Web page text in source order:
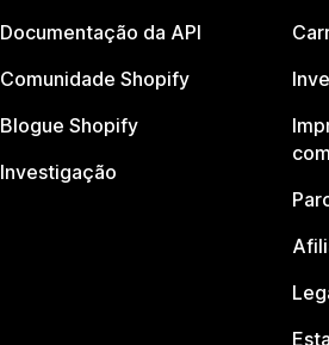
Documentação da API
Comunidade Shopify
Blogue Shopify
Investigação